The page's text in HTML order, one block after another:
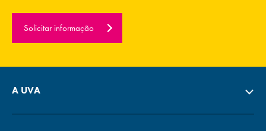
Solicitar informação
A UVA